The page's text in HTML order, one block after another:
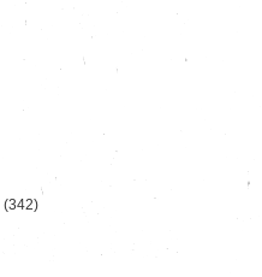
(342)